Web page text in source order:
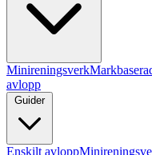
Minireningsverk
avlopp
Guider
Enskilt avlopp